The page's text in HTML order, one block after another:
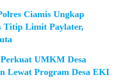
Ciamis Ungkap
Titip Limit Paylater,
UMKM Desa
Lewat Program Desa EKI